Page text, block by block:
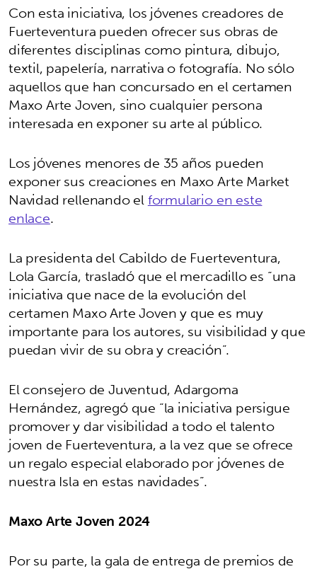
Con esta iniciativa, los jóvenes creadores de
Fuerteventura pueden ofrecer sus obras de
diferentes disciplinas como pintura, dibujo,
textil, papelería, narrativa o fotografía. No sólo
aquellos que han concursado en el certamen
Maxo Arte Joven, sino cualquier persona
interesada en exponer su arte al público.
Los jóvenes menores de 35 años pueden
exponer sus creaciones en Maxo Arte Market
Navidad rellenando elformulario en este
enlace.
La presidenta del Cabildo de Fuerteventura,
Lola García, trasladó que el mercadillo es “una
iniciativa que nace de la evolución del
certamen Maxo Arte Joven y que es muy
importante para los autores, su visibilidad y que
puedan vivir de su obra y creación”.
El consejero de Juventud, Adargoma
Hernández, agregó que “la iniciativa persigue
promover y dar visibilidad a todo el talento
joven de Fuerteventura, a la vez que se ofrece
un regalo especial elaborado por jóvenes de
nuestra Isla en estas navidades”.
Maxo Arte Joven 2024
Por su parte, la gala de entrega de premios de